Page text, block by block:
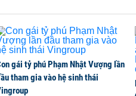
gái tỷ phú Phạm Nhật Vượng lần
tham gia vào hệ sinh thái